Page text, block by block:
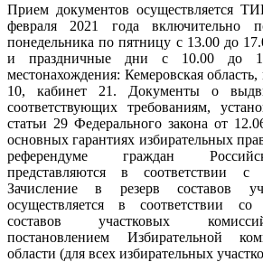
Прием документов осуществляется
февраля 2021 года включительно
понедельника по пятницу с 13.00 до
и праздничные дни с 10.00 до
местонахождения: Кемеровская
10, кабинет 21. Документы о
соответствующих требованиям,
статьи 29 Федерального закона от
основных гарантиях избирательных
референдуме граждан
представляются в
Зачисление в резерв составов
осуществляется в соответствии со
составов участковых
постановлением Избирательной
области (для всех избирательных